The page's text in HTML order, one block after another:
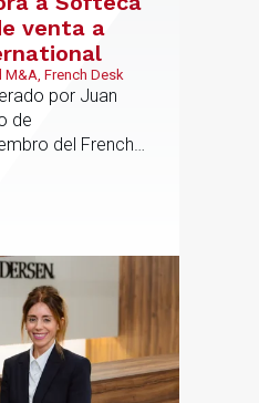
venta a
French Desk
por Juan
de
del French
los sectores